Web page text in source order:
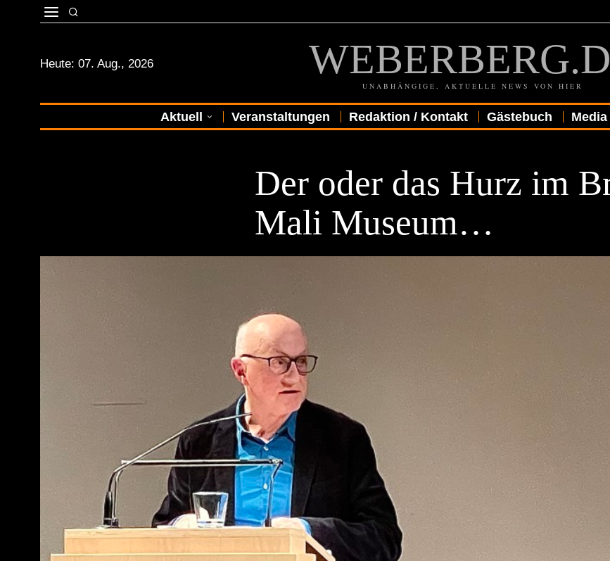
Heute: 07. Aug., 2026
UNABHÄNGIGE, AKTUELLE NEWS VON HIER
Aktuell Veranstaltungen Redaktion / Kontakt Gästebuch Media
Der oder das Hurz im
Mali Museum…